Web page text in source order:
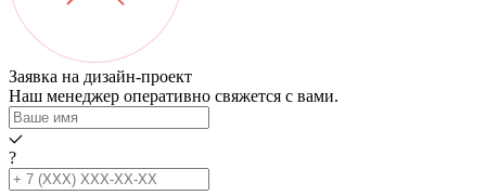
Заявка на дизайн-проект
Наш менеджер оперативно свяжется с вами.
?